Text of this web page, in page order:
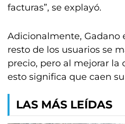
facturas”, se explayó.
Adicionalmente, Gadano
resto de los usuarios se
precio, pero al mejorar la
esto significa que caen
LAS MÁS LEÍDAS